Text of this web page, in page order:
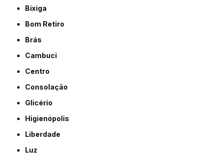
Bixiga
Bom Retiro
Brás
Cambuci
Centro
Consolação
Glicério
Higienópolis
Liberdade
Luz